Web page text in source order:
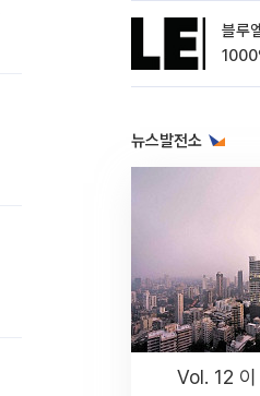
블루
1000
뉴스발전소
Vol. 12